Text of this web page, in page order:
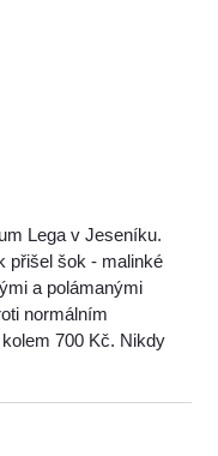
Lega v Jeseníku.
přišel šok - malinké
a polámanými
normálním
700 Kč. Nikdy